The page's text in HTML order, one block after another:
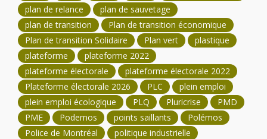
plan de relance
plan de sauvetage
plan de transition
Plan de transition économique
Plan de transition Solidaire
Plan vert
plastique
plateforme
plateforme 2022
plateforme électorale
plateforme électorale 2022
Plateforme électorale 2026
PLC
plein emploi
plein emploi écologique
PLQ Pluricrise
PMD
PME
Podemos points saillants
Polémos
Police de Montréal
politique industrielle